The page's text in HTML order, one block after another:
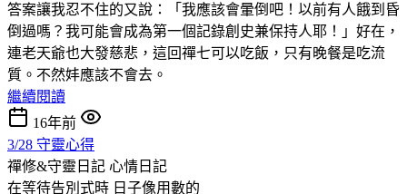
答案讓我忍不住的又說：「我應該會暈倒吧！以前有人餓到昏
倒過嗎？我可能會成為第一個記錄創史兼保持人耶！」好在，
連老天爺也大發慈悲，這回禪七可以吃飯，只有晚餐是吃流
質。不然妦應該不會去。
繼續閱讀
16年前
3/28 守靈心得
禪修&守靈日記 心情日記
在等待告別式時 日子像用數的